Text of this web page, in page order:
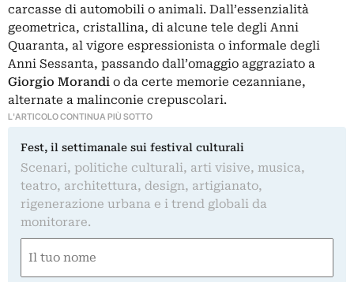
carcasse di automobili o animali. Dall’essenzialità
geometrica, cristallina, di alcune tele degli Anni
Quaranta, al vigore espressionista o informale degli
Anni Sessanta, passando dall’omaggio aggraziato a
Giorgio Morandi o da certe memorie cezanniane,
alternate a malinconie crepuscolari.
L'ARTICOLO CONTINUA PIÙ SOTTO
Fest, il settimanale sui festival culturali
Scenari, politiche culturali, arti visive, musica,
teatro, architettura, design, artigianato,
rigenerazione urbana e i trend globali da
monitorare.
(Required)